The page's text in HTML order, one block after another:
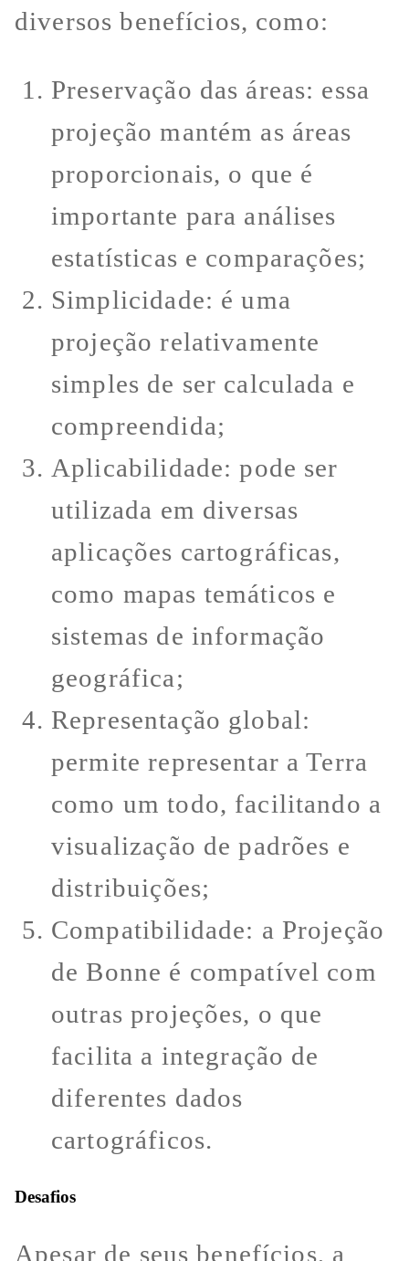
diversos benefícios, como:
Preservação das áreas: essa
projeção mantém as áreas
proporcionais, o que é
importante para análises
estatísticas e comparações;
Simplicidade: é uma
projeção relativamente
simples de ser calculada e
compreendida;
Aplicabilidade: pode ser
utilizada em diversas
aplicações cartográficas,
como mapas temáticos e
sistemas de informação
geográfica;
Representação global:
permite representar a Terra
como um todo, facilitando a
visualização de padrões e
distribuições;
Compatibilidade: a Projeção
de Bonne é compatível com
outras projeções, o que
facilita a integração de
diferentes dados
cartográficos.
Desafios
Apesar de seus benefícios, a